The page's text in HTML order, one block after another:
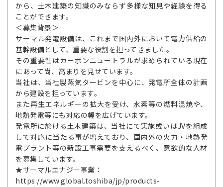
から、土木建築の知識のみならず多様な知見や経験を得る
ことができます。
＜募集背景＞
サーマル発電設備は、これまで国内外において電力供給の
基幹設備として、重要な役割を担ってきました。
その重要性はカーボンニュートラルが求められている現在
にあって尚、高まりを見せています。
当社は、当社製蒸気タービンを中心に、発電所全体の計画
から建設を担っています。
また再生エネルギーの拡大を受け、水素等の燃料混焼や、
地熱発電等にも対応の幅を広げています。
発電所に於ける土木建築は、当社にて実施或いはJVを組成
して対応に当たる事が増えており、国内外の火力・地熱発
電プラント等の新設工事需要を支えるべく、意欲的な人材
を募集しています。
★サーマルエナジー事業：
https://www.global.toshiba/jp/products-